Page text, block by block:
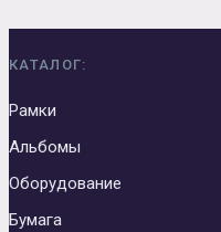
КАТАЛОГ:
Рамки
Альбомы
Оборудование
Бумага